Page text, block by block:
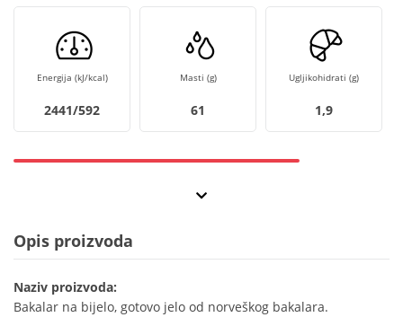
Energija (kJ/kcal)
2441/592
Masti (g)
61
Ugljikohidrati (g)
1,9
Opis proizvoda
Naziv proizvoda:
Bakalar na bijelo, gotovo jelo od norveškog bakalara.